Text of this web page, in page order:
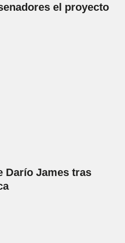
el proyecto
Darío James tras